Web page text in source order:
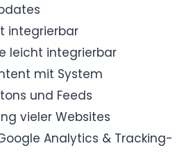
integrierbar
leicht integrierbar
mit System
und Feeds
vieler Websites
Analytics & Tracking-